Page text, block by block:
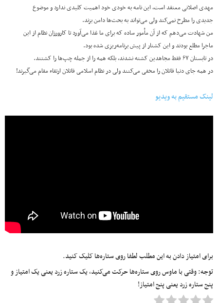
مهدی اصلانی معتقد است، این نامه به خودی خود اهمیت کلیدی ندارد و موضوع
جدیدی را مطرح نمی‌کند ولی می‌تواند به بحث‌ها دامن بزند.
من شهادت می‌دهم که از آن مأمور ساده که برای ما غذا می‌آورد تا کارورزان نظام از این
ماجرا مطلع بودند و این کشتار از پیش برنامه‌ریزی شده بود.
در تابستان ۶۷ فقط مجاهدین کشته نشدند، بلکه همه را از جمله چپ‌ها را کشتند.
در همه جای دنیا قاتلان را مخفی می‌کنند ولی در نظام اسلامی قاتلان ارتقاء مقام می‌گیرند!
لینک مستقیم به ویدیو
برای امتیاز دادن به این مطلب لطفا روی ستاره‌ها کلیک کنید.
توجه: وقتی با ماوس روی ستاره‌ها حرکت می‌کنید، یک ستاره زرد یعنی یک امتیاز و
پنج ستاره زرد یعنی پنج امتیاز!